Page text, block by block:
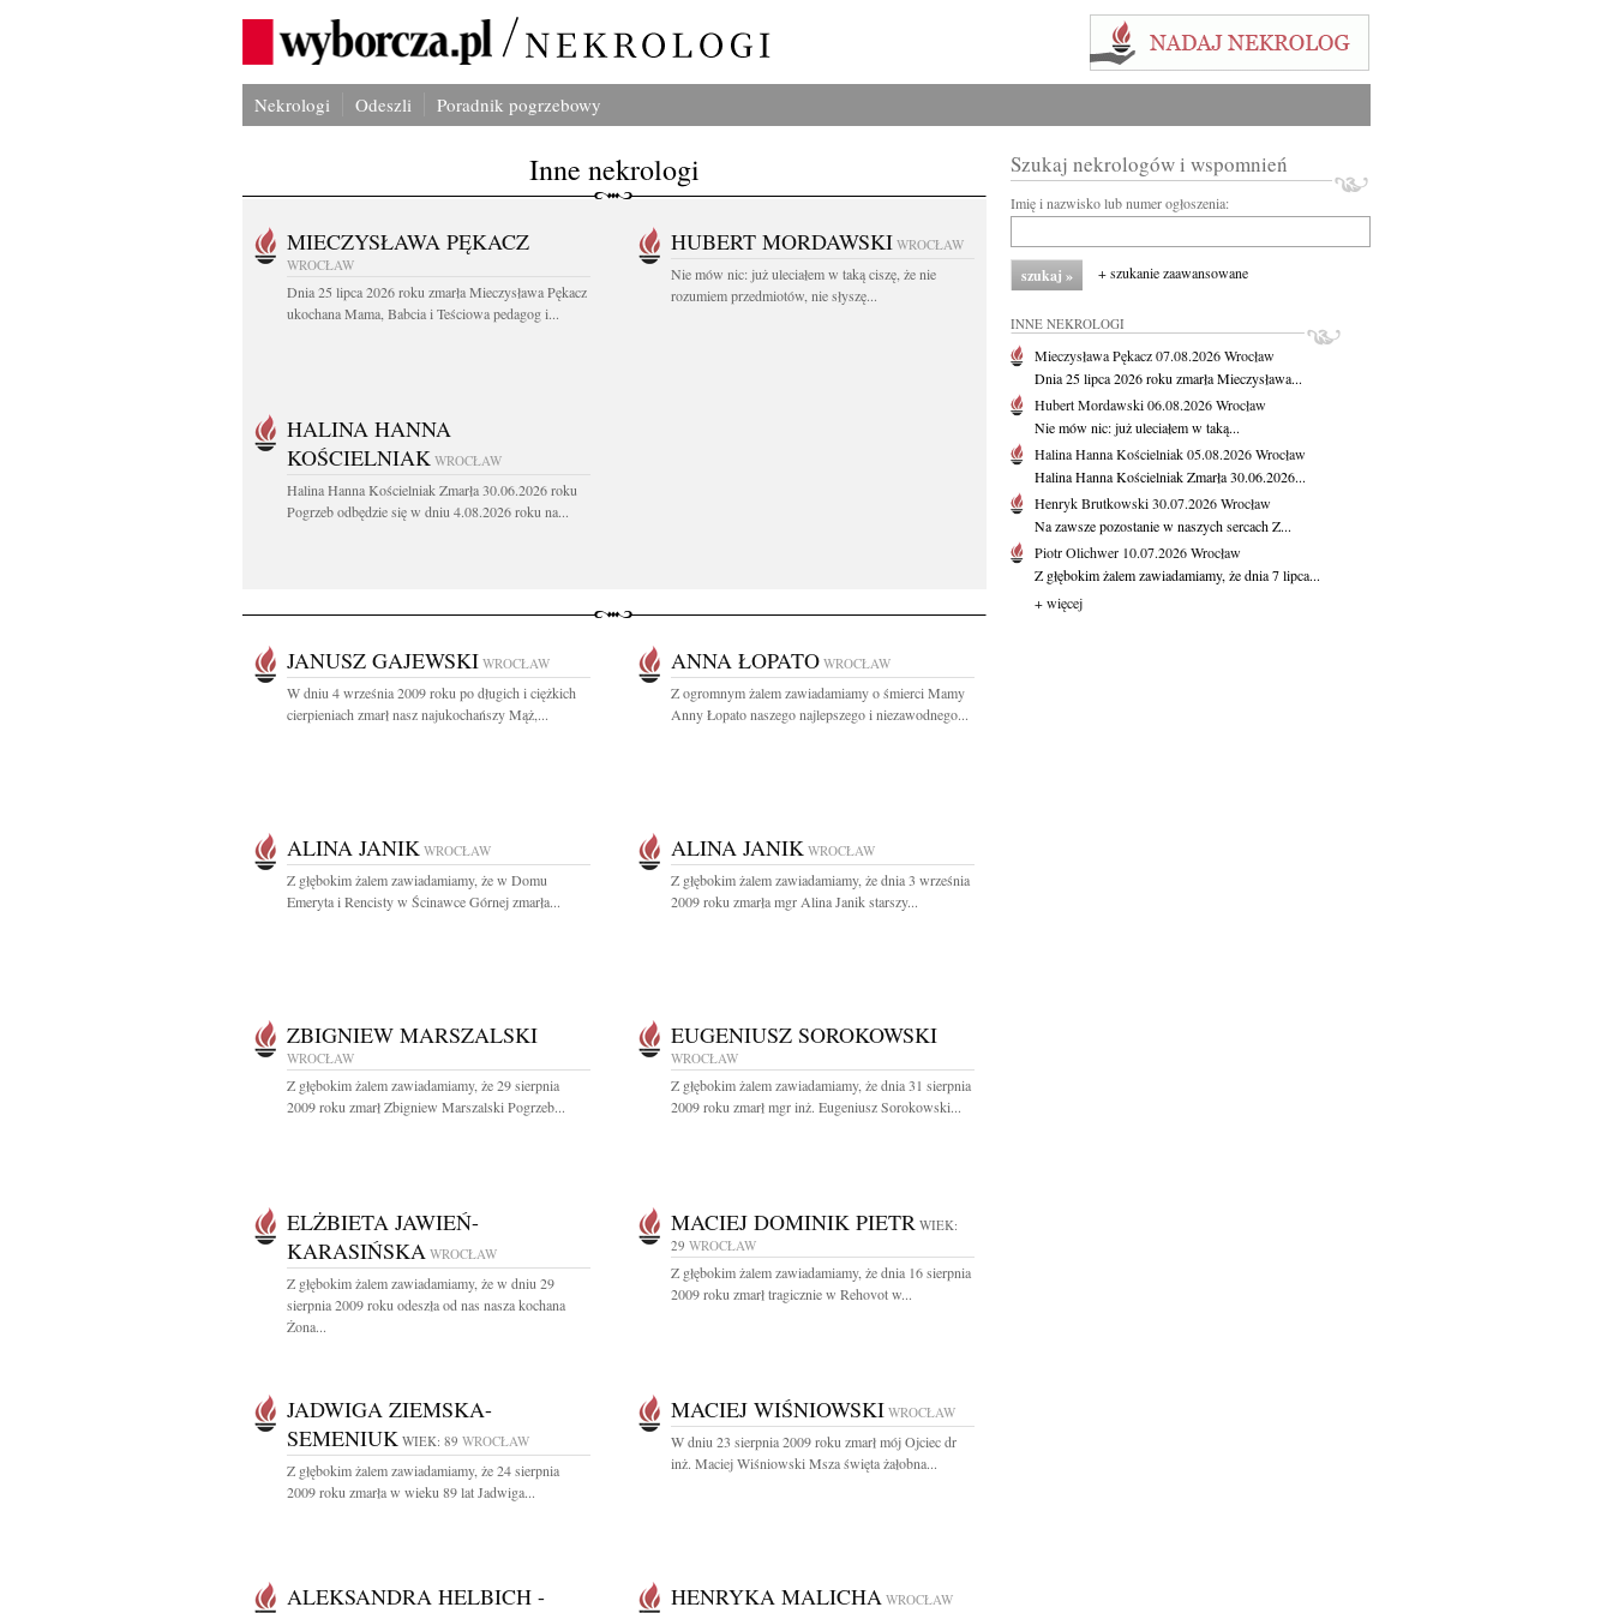
Nekrologi Odeszli Poradnik pogrzebowy
Inne nekrologi
MIECZYSŁAWA PĘKACZ
WROCŁAW
Dnia 25 lipca 2026 roku zmarła Mieczysława Pękacz
ukochana Mama, Babcia i Teściowa pedagog i...
HUBERT MORDAWSKI WROCŁAW
Nie mów nic: już uleciałem w taką ciszę, że nie
rozumiem przedmiotów, nie słyszę...
HALINA HANNA
KOŚCIELNIAK WROCŁAW
Halina Hanna Kościelniak Zmarła 30.06.2026 roku
Pogrzeb odbędzie się w dniu 4.08.2026 roku na...
JANUSZ GAJEWSKI WROCŁAW
W dniu 4 września 2009 roku po długich i ciężkich
cierpieniach zmarł nasz najukochańszy Mąż,...
ANNA ŁOPATO WROCŁAW
Z ogromnym żalem zawiadamiamy o śmierci Mamy
Anny Łopato naszego najlepszego i niezawodnego...
ALINA JANIK WROCŁAW
Z głębokim żalem zawiadamiamy, że w Domu
Emeryta i Rencisty w Ścinawce Górnej zmarła...
ALINA JANIK WROCŁAW
Z głębokim żalem zawiadamiamy, że dnia 3 września
2009 roku zmarła mgr Alina Janik starszy...
ZBIGNIEW MARSZALSKI
WROCŁAW
Z głębokim żalem zawiadamiamy, że 29 sierpnia
2009 roku zmarł Zbigniew Marszalski Pogrzeb...
EUGENIUSZ SOROKOWSKI
WROCŁAW
Z głębokim żalem zawiadamiamy, że dnia 31 sierpnia
2009 roku zmarł mgr inż. Eugeniusz Sorokowski...
ELŻBIETA JAWIEŃ-
KARASIŃSKA WROCŁAW
Z głębokim żalem zawiadamiamy, że w dniu 29
sierpnia 2009 roku odeszła od nas nasza kochana
Żona...
MACIEJ DOMINIK PIETR WIEK:
29 WROCŁAW
Z głębokim żalem zawiadamiamy, że dnia 16 sierpnia
2009 roku zmarł tragicznie w Rehovot w...
JADWIGA ZIEMSKA-
SEMENIUK WIEK: 89 WROCŁAW
Z głębokim żalem zawiadamiamy, że 24 sierpnia
2009 roku zmarła w wieku 89 lat Jadwiga...
MACIEJ WIŚNIOWSKI WROCŁAW
W dniu 23 sierpnia 2009 roku zmarł mój Ojciec dr
inż. Maciej Wiśniowski Msza święta żałobna...
ALEKSANDRA HELBICH -
HENRYKA MALICHA WROCŁAW
Szukaj nekrologów i wspomnień
Imię i nazwisko lub numer ogłoszenia:
+ szukanie zaawansowane
INNE NEKROLOGI
Mieczysława Pękacz07.08.2026Wrocław
Dnia 25 lipca 2026 roku zmarła Mieczysława...
Hubert Mordawski06.08.2026Wrocław
Nie mów nic: już uleciałem w taką...
Halina Hanna Kościelniak05.08.2026Wrocław
Halina Hanna Kościelniak Zmarła 30.06.2026...
Henryk Brutkowski30.07.2026Wrocław
Na zawsze pozostanie w naszych sercach Z...
Piotr Olichwer 10.07.2026Wrocław
Z głębokim żalem zawiadamiamy, że dnia 7 lipca...
+ więcej